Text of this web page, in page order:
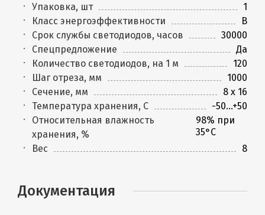
Упаковка, шт
1
Класс энергоэффективности
B
Срок службы светодиодов, часов
30000
Спецпредложение
Да
Количество светодиодов, на 1 м
120
Шаг отреза, мм
1000
Сечение, мм
8 x 16
Температура хранения, C
-50...+50
Относительная влажность
хранения, %
98% при
35°С
Вес
8
Документация